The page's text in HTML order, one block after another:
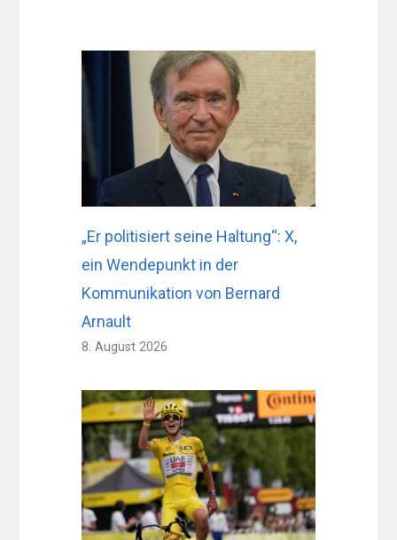
„Er politisiert seine Haltung“: X,
ein Wendepunkt in der
Kommunikation von Bernard
Arnault
8. August 2026